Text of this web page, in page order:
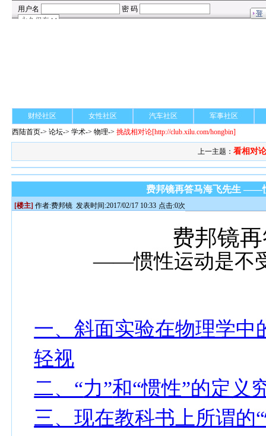
财经社区 女性社区 汽车社区
军事社区
西陆首页->论坛->学术-> 物理->挑战相对论[http://club.xilu.com/hongbin]
上一主题：看相对
费邦镜再答马海飞先生 ——
[楼主] 作者:费邦镜 发表时间:2017/02/17 10:33 点击:0次
费邦镜
——惯性运动是不
一、斜面实验在物理学中
轻视
二、“力”和“惯性”的定义
三、现在教科书上所谓的